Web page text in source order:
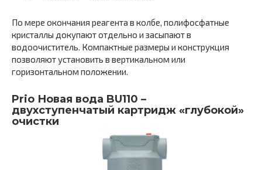
По мере окончания реагента в колбе, полифосфатные
кристаллы докупают отдельно и засыпают в
водоочиститель. Компактные размеры и конструкция
позволяют установить в вертикальном или
горизонтальном положении.
Prio Новая вода BU110 –
двухступенчатый картридж «глубокой»
очистки